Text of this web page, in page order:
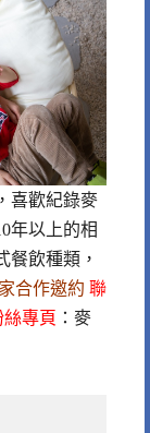
喜歡紀錄麥
年以上的相
餐飲種類，
合作邀約 聯
絲專頁 ： 麥